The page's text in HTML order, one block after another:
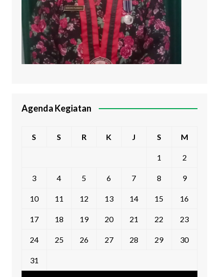
Agenda Kegiatan
S S R K J S M
1 2
3 4 5 6 7 8 9
10 11 12 13 14 15 16
17 18 19 20 21 22 23
24 25 26 27 28 29 30
31